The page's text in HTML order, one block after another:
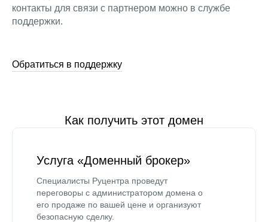
контакты для связи с партнером можно в службе
поддержки.
Обратиться в поддержку
Как получить этот домен
Услуга «Доменный брокер»
Специалисты Руцентра проведут
переговоры с администратором домена о
его продаже по вашей цене и организуют
безопасную сделку.